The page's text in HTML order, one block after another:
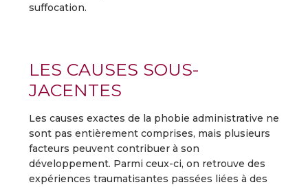
suffocation.
LES CAUSES SOUS-
JACENTES
Les causes exactes de la phobie administrative ne
sont pas entièrement comprises, mais plusieurs
facteurs peuvent contribuer à son
développement. Parmi ceux-ci, on retrouve des
expériences traumatisantes passées liées à des